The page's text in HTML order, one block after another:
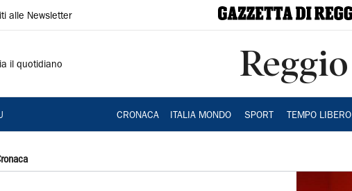
alle Newsletter
il quotidiano Reggio
CRONACA ITALIA MONDO SPORT TEMPO LIBERO